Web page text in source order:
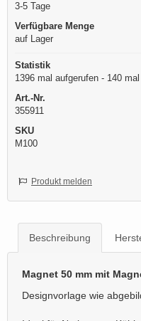
3-5 Tage
Verfügbare Menge
auf Lager
Statistik
1396 mal aufgerufen - 140
Art.-Nr.
355911
SKU
M100
Produkt melden
Beschreibung
Magnet 50 mm mit
Designvorlage wie